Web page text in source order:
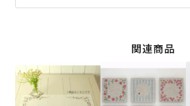
関連商品